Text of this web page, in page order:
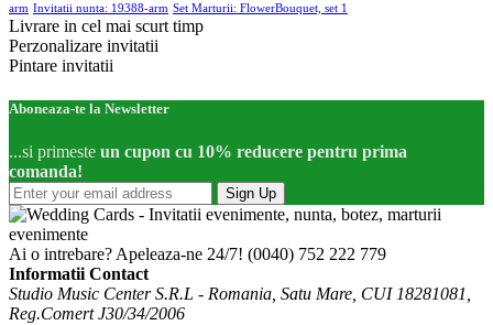
arm Invitatii nunta: 19388-arm Set Marturii: FlowerBouquet, set 1
Livrare in cel mai scurt timp
Perzonalizare invitatii
Pintare invitatii
Aboneaza-te la Newsletter
...si primeste un cupon cu 10% reducere pentru prima
comanda!
Sign Up
Ai o intrebare? Apeleaza-ne 24/7! (0040) 752 222 779
Informatii Contact
Studio Music Center S.R.L - Romania, Satu Mare, CUI 18281081,
Reg.Comert J30/34/2006